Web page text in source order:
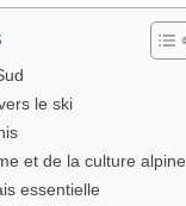
le ski
et de la culture alpine
essentielle